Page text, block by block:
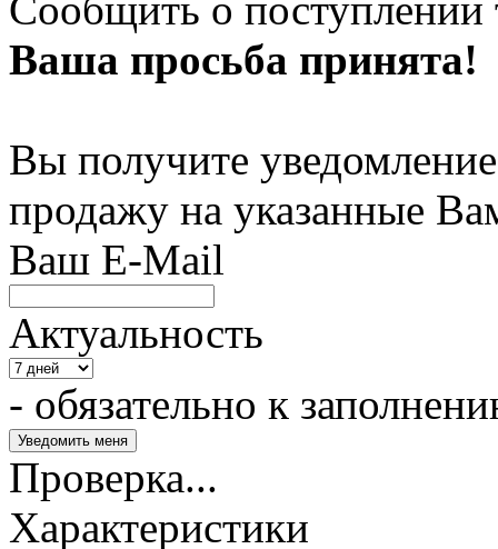
Ваша просьба принята!
Вы получите
продажу на указанные
Ваш E-Mail
Актуальность
- обязательно к
Проверка...
Характеристики